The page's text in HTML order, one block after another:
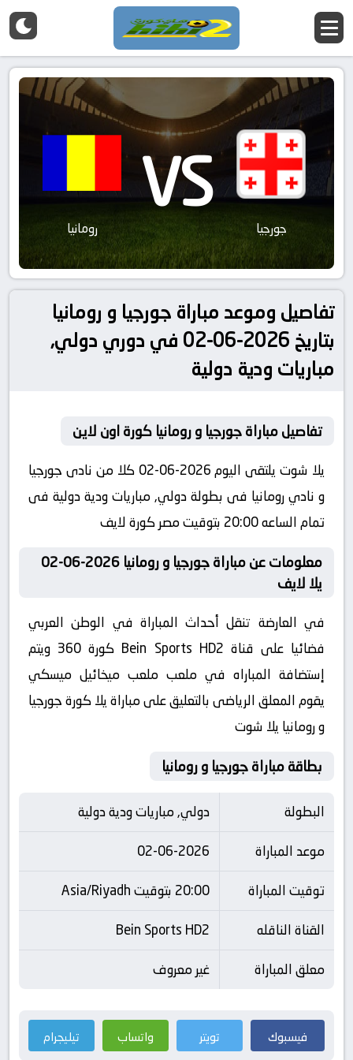
جورجيا VS رومانيا
تفاصيل وموعد مباراة جورجيا و رومانيا
بتاريخ 2026-06-02 في دوري دولي,
مباريات ودية دولية
تفاصيل مباراة جورجيا و رومانيا كورة اون لاين
يلا شوت يلتقى اليوم 2026-06-02 كلا من نادى جورجيا
و نادي رومانيا فى بطولة دولي, مباريات ودية دولية فى
تمام الساعه 20:00 بتوقيت مصر كورة لايف
معلومات عن مباراة جورجيا و رومانيا 2026-06-02
يلا لايف
في العارضة تنقل أحداث المباراة في الوطن العربي
فضائيا على قناة Bein Sports HD2 كورة 360 ويتم
إستضافة المباراه في ملعب ملعب ميخائيل ميسكي
يقوم المعلق الرياضى بالتعليق على مباراة يلا كورة جورجيا
و رومانيا يلا شوت
بطاقة مباراة جورجيا و رومانيا
البطولة
دولي, مباريات ودية دولية
موعد المباراة
02-06-2026
توقيت المباراة
20:00 بتوقيت Asia/Riyadh
القناة الناقله
Bein Sports HD2
معلق المباراة
غير معروف
فيسبوك تويتر واتساب تيليجرام